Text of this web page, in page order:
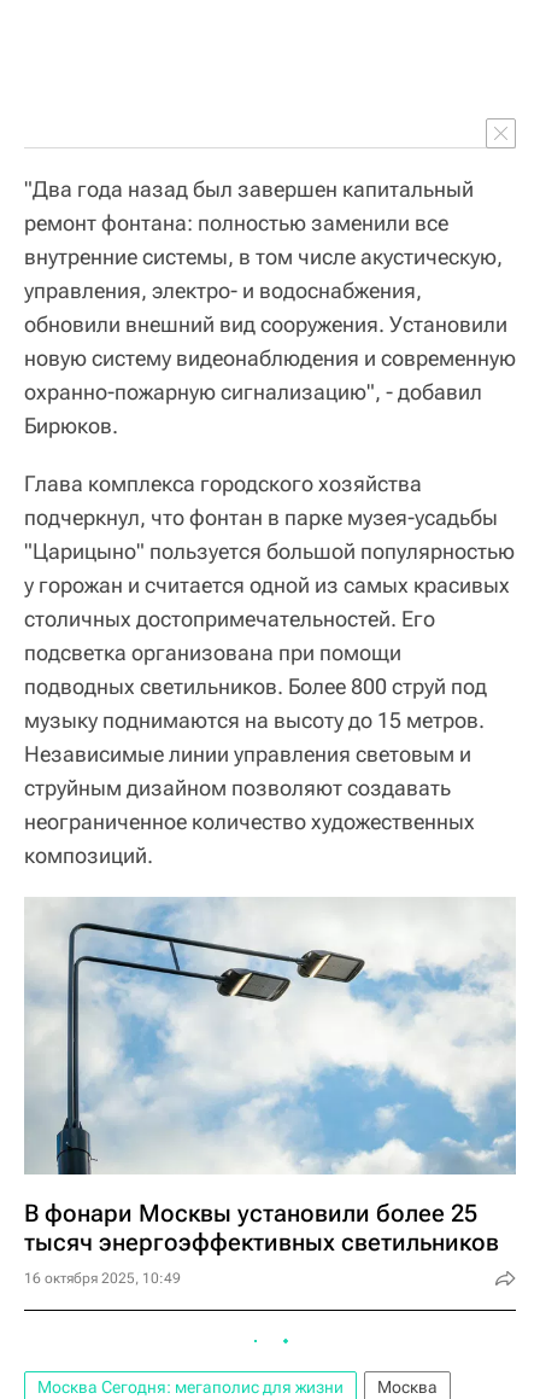
"Два года назад был завершен капитальный
ремонт фонтана: полностью заменили все
внутренние системы, в том числе акустическую,
управления, электро- и водоснабжения,
обновили внешний вид сооружения. Установили
новую систему видеонаблюдения и современную
охранно-пожарную сигнализацию", - добавил
Бирюков.
Глава комплекса городского хозяйства
подчеркнул, что фонтан в парке музея-усадьбы
"Царицыно" пользуется большой популярностью
у горожан и считается одной из самых красивых
столичных достопримечательностей. Его
подсветка организована при помощи
подводных светильников. Более 800 струй под
музыку поднимаются на высоту до 15 метров.
Независимые линии управления световым и
струйным дизайном позволяют создавать
неограниченное количество художественных
композиций.
В фонари Москвы установили более 25
тысяч энергоэффективных светильников
16 октября 2025, 10:49
Москва Сегодня: мегаполис для жизни
Москва